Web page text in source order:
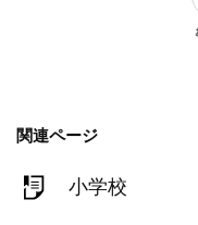
関連ページ
小学校